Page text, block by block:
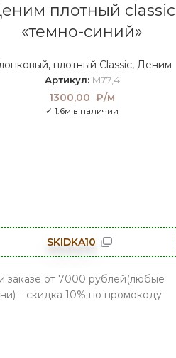
плотный classic
«темно-синий»
, плотный Classic, Деним
Артикул: M77,4
1300,00 ₽/м
✓ 1.6м в наличии
SKIDKA10
заказе от 7000 рублей(любые
– скидка 10% по промокоду